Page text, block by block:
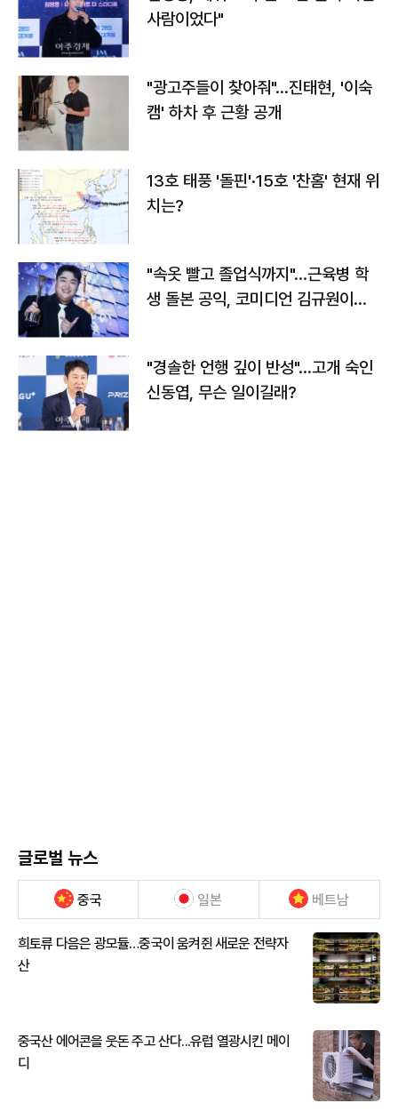
사람이었다"
"광고주들이 찾아줘"…진태현, '이숙
캠' 하차 후 근황 공개
13호 태풍 '돌핀'·15호 '찬홈' 현재 위
치는?
"속옷 빨고 졸업식까지"…근육병 학
생 돌본 공익, 코미디언 김규원이었
"경솔한 언행 깊이 반성"…고개 숙인
신동엽, 무슨 일이길래?
글로벌 뉴스
중국 일본 베트남
희토류 다음은 광모듈…중국이 움켜쥔 새로운 전략자
산
중국산 에어콘을 웃돈 주고 산다...유럽 열광시킨 메이
디